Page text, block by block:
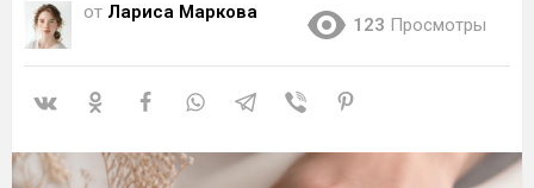
от Лариса Маркова
123 Просмотры